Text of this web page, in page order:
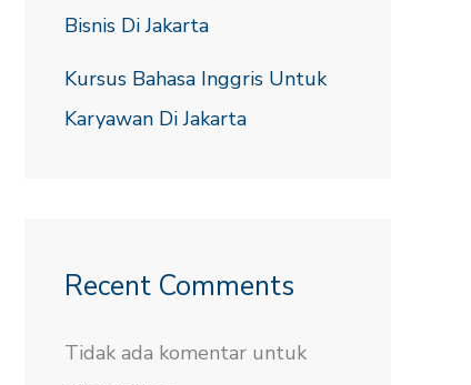
Bisnis Di Jakarta
Kursus Bahasa Inggris Untuk
Karyawan Di Jakarta
Recent Comments
Tidak ada komentar untuk